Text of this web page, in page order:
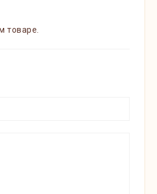
товаре.